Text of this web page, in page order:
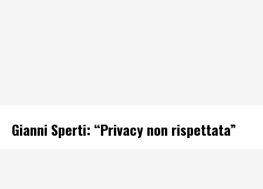
Gianni Sperti: “Privacy non rispettata”